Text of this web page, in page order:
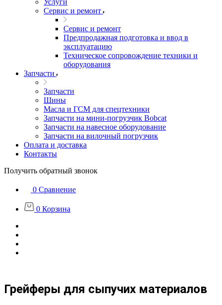
Услуги
Сервис и ремонт
Сервис и ремонт
Предпродажная подготовка и ввод в
эксплуатацию
Техническое сопровождение техники и
оборудования
Запчасти
Запчасти
Шины
Масла и ГСМ для спецтехники
Запчасти на мини-погрузчик Bobcat
Запчасти на навесное оборудование
Запчасти на вилочный погрузчик
Оплата и доставка
Контакты
Получить обратный звонок
0 Сравнение
0 Корзина
Грейферы для сыпучих материалов